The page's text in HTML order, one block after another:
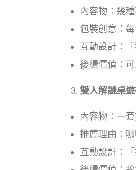
內容物：幾
包裝創意：
互動設計：
後續價值：
雙人解謎桌
內容物：一
推薦理由：
互動設計：